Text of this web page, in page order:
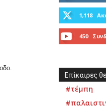
1,118
450
Επίκαιρες
#τέμπη